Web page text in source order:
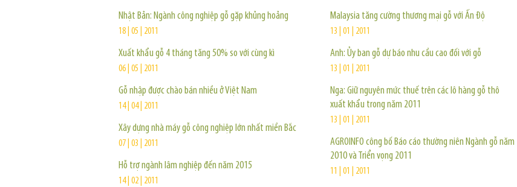
Nhật Bản: Ngành công nghiệp gỗ gặp khủng hoảng
18 | 05 | 2011
Xuất khẩu gỗ 4 tháng tăng 50% so với cùng kì
06 | 05 | 2011
Gỗ nhập được chào bán nhiều ở Việt Nam
14 | 04 | 2011
Xây dựng nhà máy gỗ công nghiệp lớn nhất miền Bắc
07 | 03 | 2011
Hỗ trợ ngành lâm nghiệp đến năm 2015
14 | 02 | 2011
Malaysia tăng cường thương mại gỗ với Ấn Độ
13 | 01 | 2011
Anh: Ủy ban gỗ dự báo nhu cầu cao đối với gỗ
13 | 01 | 2011
Nga: Giữ nguyên mức thuế trên các lô hàng gỗ thô
xuất khẩu trong năm 2011
13 | 01 | 2011
AGROINFO công bố Báo cáo thường niên Ngành gỗ năm
2010 và Triển vọng 2011
11 | 01 | 2011